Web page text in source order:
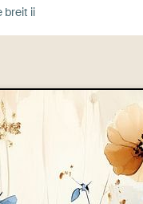
breit ii